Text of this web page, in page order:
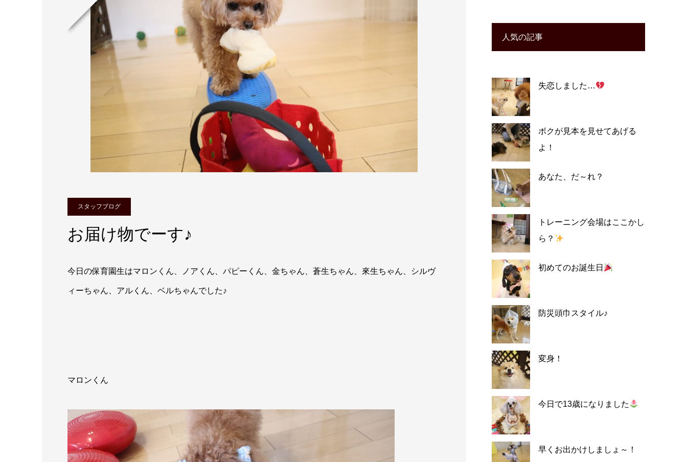
スタッフブログ
お届け物でーす♪
今日の保育園生はマロンくん、ノアくん、パピーくん、金ちゃん、蒼生ちゃん、來生ちゃん、シルヴ
ィーちゃん、アルくん、ベルちゃんでした♪
マロンくん
人気の記事
失恋しました…
ボクが見本を見せてあげる
よ！
あなた、だ～れ？
トレーニング会場はここかし
ら？
初めてのお誕生日
防災頭巾スタイル♪
変身！
今日で13歳になりました
早くお出かけしましょ～！